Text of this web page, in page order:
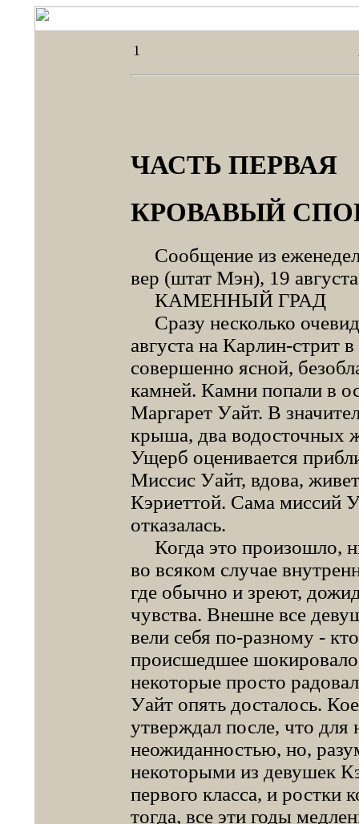
1
ЧАСТЬ ПЕРВАЯ
КРОВАВЫЙ
Сообщение из
вер (штат Мэн), 19
КАМЕННЫЙ ГРАД
Сразу несколько
августа на Карлин-стрит
совершенно ясной,
камней. Камни попали в
Маргарет Уайт. В
крыша, два водосточных
Ущерб оценивается
Миссис Уайт, вдова,
Кэриеттой. Сама миссий
отказалась.
Когда это произошло,
во всяком случае
где обычно и зреют,
чувства. Внешне все
вели себя по-разному -
происшедшее
некоторые просто
Уайт опять досталось.
утверждал после, что для
неожиданностью, но,
некоторыми из девушек
первого класса, и ростки
тогда, все эти годы